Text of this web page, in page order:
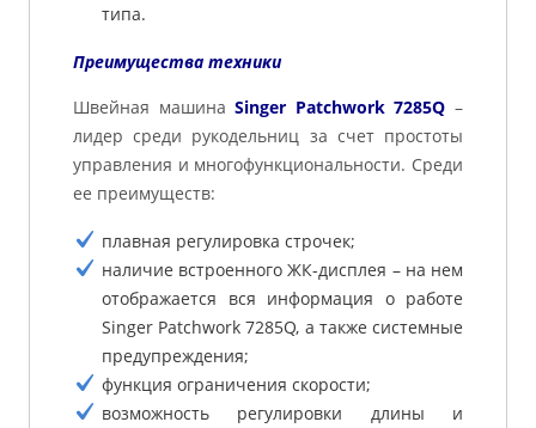
типа.
Преимущества техники
Швейная машинаSinger Patchwork 7285Q –
лидер среди рукодельниц за счет простоты
управления и многофункциональности. Среди
ее преимуществ:
плавная регулировка строчек;
наличие встроенного ЖК-дисплея – на нем
отображается вся информация о работе
Singer Patchwork 7285Q, а также системные
предупреждения;
функция ограничения скорости;
возможность регулировки длины и